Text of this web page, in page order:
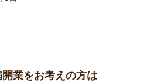
業をお考えの方は